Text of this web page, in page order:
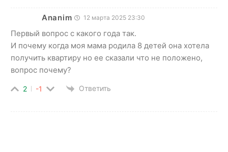
Ananim 12 марта 2025 23:30
Первый вопрос с какого года так.
И почему когда моя мама родила 8 детей она хотела
получить квартиру но ее сказали что не положено,
вопрос почему?
2 -1 Ответить